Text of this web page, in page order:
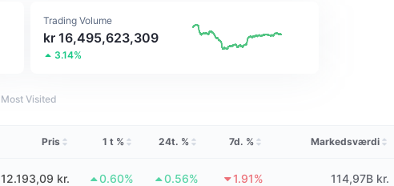
Trading Volume
kr 16,495,623,309
3.14%
Most Visited
Pris 1 t % 24t. % 7d. % Markedsværdi
12.193,09 kr. 0.60% 0.56% 1.91% 114,97B kr.